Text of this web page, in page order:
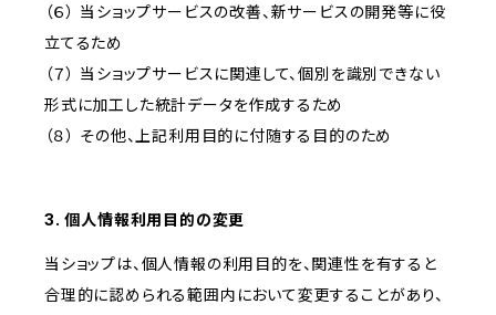
（６） 当ショップサービスの改善、新サービスの開発等に役
立てるため
（７） 当ショップサービスに関連して、個別を識別できない
形式に加工した統計データを作成するため
（８） その他、上記利用目的に付随する目的のため
3. 個人情報利用目的の変更
当ショップは、個人情報の利用目的を、関連性を有すると
合理的に認められる範囲内において変更することがあり、